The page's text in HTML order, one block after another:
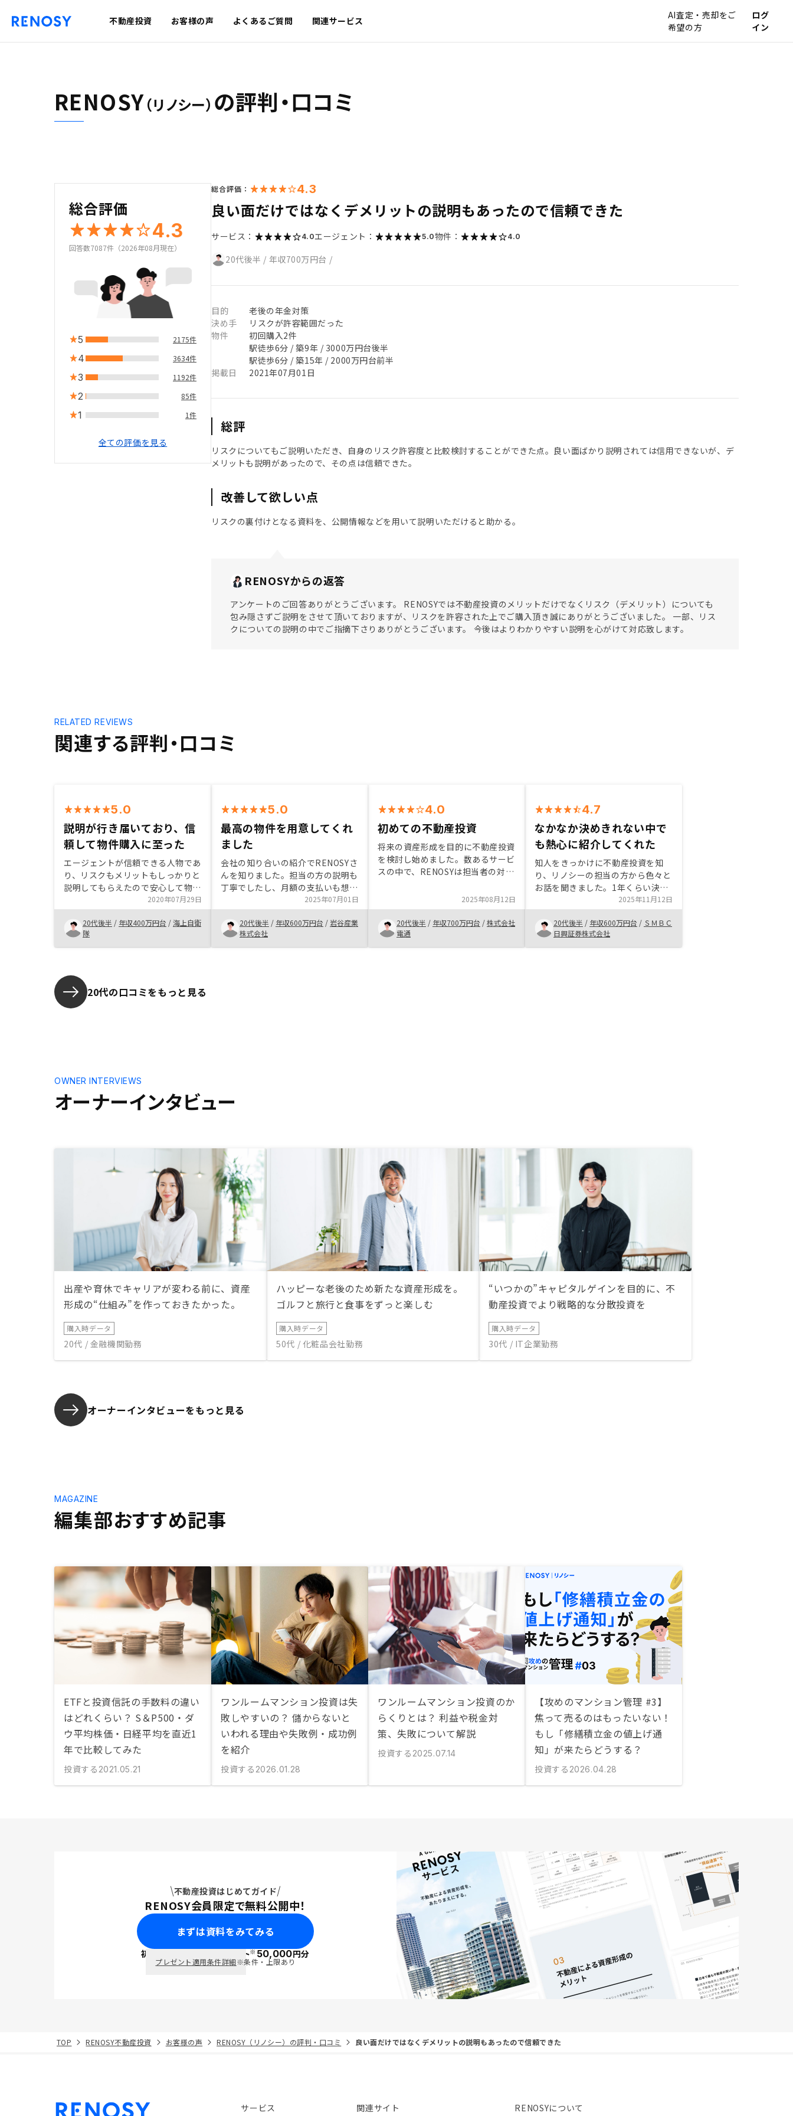
不動産投資 お客様の声 よくあるご質問 関連サービス
AI査定・売却をご
希望の方
ログ
イン
RENOSY（リノシー） の評判・口コミ
総合評価
4.3
回答数7087件（2026年08月現在）
5 2175件
4 3634件
3 1192件
2 85件
1 1件
全ての評価を見る
総合評価： 4.3
良い面だけではなくデメリットの説明もあったので信頼できた
サービス： 4.0エージェント： 5.0物件： 4.0
20代後半 / 年収700万円台 /
目的
老後の年金対策
決め手
リスクが許容範囲だった
物件
初回購入2件
駅徒歩6分 / 築9年 / 3000万円台後半
駅徒歩6分 / 築15年 / 2000万円台前半
掲載日
2021年07月01日
総評
リスクについてもご説明いただき、自身のリスク許容度と比較検討することができた点。良い面ばかり説明されては信用できないが、デ
メリットも説明があったので、その点は信頼できた。
改善して欲しい点
リスクの裏付けとなる資料を、公開情報などを用いて説明いただけると助かる。
RENOSYからの返答
アンケートのご回答ありがとうございます。 RENOSYでは不動産投資のメリットだけでなくリスク（デメリット）についても
包み隠さずご説明をさせて頂いておりますが、リスクを許容された上でご購入頂き誠にありがとうございました。 一部、リス
クについての説明の中でご指摘下さりありがとうございます。 今後はよりわかりやすい説明を心がけて対応致します。
関連する評判・口コミ
RELATED REVIEWS
5.0
説明が行き届いており、信
頼して物件購入に至った
エージェントが信頼できる人物であ
り、リスクもメリットもしっかりと
説明してもらえたので安心して物件
2020年07月29日
20代後半 / 年収400万円台 /海上自衛
隊
5.0
最高の物件を用意してくれ
ました
会社の知り合いの紹介でRENOSYさ
んを知りました。担当の方の説明も
丁寧でしたし、月額の支払いも想定
よりも少なく即決しました。 現金
を銀行に貯金するのであれば、今回
のような不動産投資にて運用するこ
とをお勧めしたいです。
2025年07月01日
20代後半 / 年収600万円台 / 岩谷産業
株式会社
4.0
初めての不動産投資
将来の資産形成を目的に不動産投資
を検討し始めました。数あるサービ
スの中で、RENOSYは担当者の対応
まで一貫したサポートがあり、初心
者の私でも安心して進められまし
た。不動産投資に不安がある方に
も、自信を持っておすすめできるサ
ービスです。
2025年08月12日
20代後半 / 年収700万円台 /株式会社
電通
4.7
なかなか決めきれない中で
も熱心に紹介してくれた
知人をきっかけに不動産投資を知
り、リノシーの担当の方から色々と
お話を聞きました。1年くらい決め
きれず、その間も時折連絡をいただ
き、物件の紹介などしていただきま
した。 自分の疑問に対してもすぐ
に解答してくださったり、良い物件
を紹介してくれたりしたので、投資
2025年11月12日
20代後半 / 年収600万円台 / ＳＭＢＣ
日興証券株式会社
20代の口コミをもっと見る
オーナーインタビュー
OWNER INTERVIEWS
出産や育休でキャリアが変わる前に、資産
形成の“仕組み”を作っておきたかった。
購入時データ
20代 / 金融機関勤務
ハッピーな老後のため新たな資産形成を。
ゴルフと旅行と食事をずっと楽しむ
購入時データ
50代 / 化粧品会社勤務
“いつかの”キャピタルゲインを目的に、不
動産投資でより戦略的な分散投資を
購入時データ
30代 / IT企業勤務
オーナーインタビューをもっと見る
編集部おすすめ記事
MAGAZINE
ETFと投資信託の手数料の違い
はどれくらい？ S＆P500・ダ
ウ平均株価・日経平均を直近1
年で比較してみた
投資する 2021.05.21
ワンルームマンション投資は失
敗しやすいの？ 儲からないと
いわれる理由や失敗例・成功例
を紹介
投資する 2026.01.28
ワンルームマンション投資のか
らくりとは？ 利益や税金対
策、失敗について解説
投資する 2025.07.14
【攻めのマンション管理 #3】
焦って売るのはもったいない！
もし「修繕積立金の値上げ通
知」が来たらどうする？
投資する 2026.04.28
不動産投資はじめてガイド
RENOSY会員限定で無料公開中！
まずは資料をみてみる
初回面談で ポイント※50,000円分
プレゼント適用条件詳細※条件・上限あり
TOP RENOSY不動産投資 お客様の声 RENOSY（リノシー）の評判・口コミ 良い面だけではなくデメリットの説明もあったので信頼できた
サービス
関連サイト
RENOSYについて